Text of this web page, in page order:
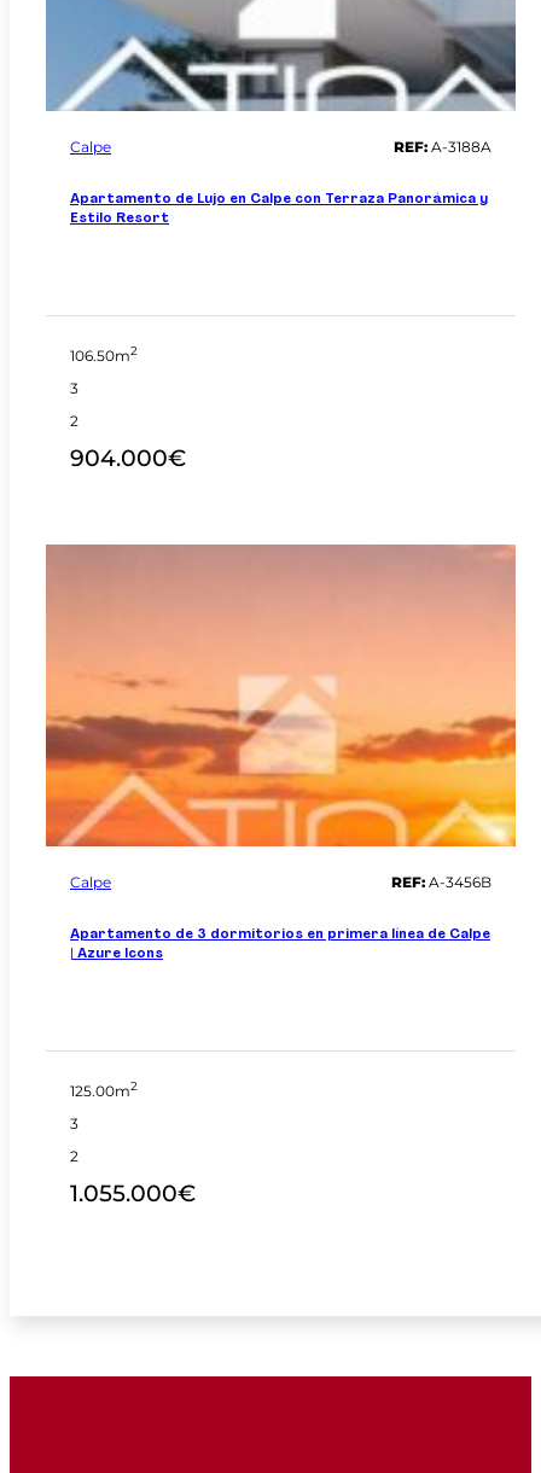
Calpe REF:A-3188A
Apartamento de Lujo en Calpe con Terraza Panorámica y
Estilo Resort
106.50m2
3
2
904.000€
Calpe REF:A-3456B
Apartamento de 3 dormitorios en primera línea de Calpe
| Azure Icons
125.00m2
3
2
1.055.000€